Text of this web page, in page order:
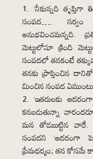
‘నీకున్నది
సంపద…. సర్వం
అనుభవించమన్నది.
మెట్టులోనూ క్రింది
సంపదలో తనకంటే
తనకు ప్రాప్తించిన
మించిన సంపద
‘ఇతరులకు
కనబడుతున్నా
మన తోడబుట్టిన వారే.
సంపదని ‘ఆదరంగా
ప్రేమధర్మం; తన కోసమే